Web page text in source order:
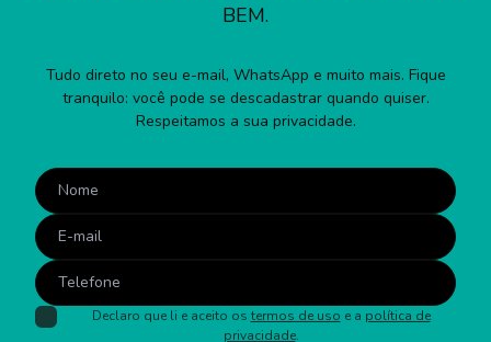
BEM.
Tudo direto no seu e-mail, WhatsApp e muito mais. Fique
tranquilo: você pode se descadastrar quando quiser.
Respeitamos a sua privacidade.
Declaro que li e aceito os termos de uso e a política de
privacidade.